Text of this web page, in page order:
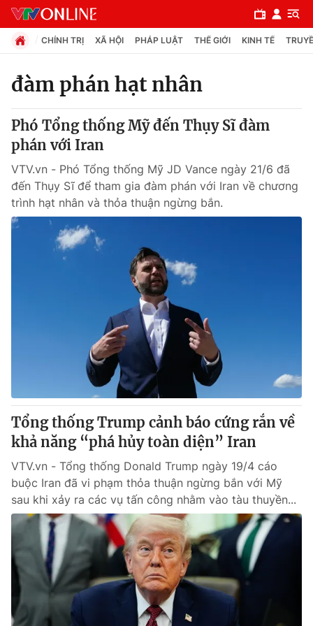
Chuyên mục
Chính trị
Xã hội
Pháp luật
Thế giới đó đây
Câu chuyện quốc tế
Thị trường
Góc doanh nghiệp
Dữ liệu và đời sống
Truyền hình
Hậu trường
Nhân vật
Khán giả
Giải sao mai
Giải trí
Điện ảnh
Âm nhạc
Sao
Đời sống
Du lịch
Làm đẹp
Chất lượng cuộc sống
Giáo dục
Tuyển sinh
Học trực tuyến
Công nghệ
Hitech Công nghệ tương lai
CHÍNH TRỊ XÃ HỘI PHÁP LUẬT THẾ GIỚI KINH TẾ
đàm phán hạt nhân
Phó Tổng thống Mỹ đến Thụy Sĩ đàm
phán với Iran
VTV.vn - Phó Tổng thống Mỹ JD Vance ngày 21/6 đã
đến Thụy Sĩ để tham gia đàm phán với Iran về chương
trình hạt nhân và thỏa thuận ngừng bắn.
Tổng thống Trump cảnh báo cứng rắn về
khả năng “phá hủy toàn diện” Iran
VTV.vn - Tổng thống Donald Trump ngày 19/4 cáo
buộc Iran đã vi phạm thỏa thuận ngừng bắn với Mỹ
sau khi xảy ra các vụ tấn công nhằm vào tàu thuyền...